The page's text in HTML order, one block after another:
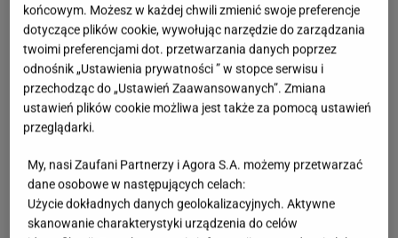
końcowym. Możesz w każdej chwili zmienić swoje preferencje
dotyczące plików cookie, wywołując narzędzie do zarządzania
twoimi preferencjami dot. przetwarzania danych poprzez
odnośnik „Ustawienia prywatności ” w stopce serwisu i
przechodząc do „Ustawień Zaawansowanych”. Zmiana
ustawień plików cookie możliwa jest także za pomocą ustawień
przeglądarki.
My, nasi Zaufani Partnerzy i Agora S.A. możemy przetwarzać
dane osobowe w następujących celach:
Użycie dokładnych danych geolokalizacyjnych. Aktywne
skanowanie charakterystyki urządzenia do celów